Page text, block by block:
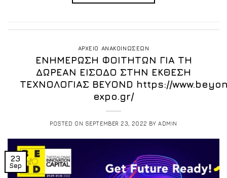
ΑΡΧΕΙΟ ΑΝΑΚΟΙΝΩΣΕΩΝ
ΕΝΗΜΕΡΩΣΗ ΦΟΙΤΗΤΩΝ ΓΙΑ ΤΗ
ΔΩΡΕΑΝ ΕΙΣΟΔΟ ΣΤΗΝ ΕΚΘΕΣΗ
ΤΕΧΝΟΛΟΓΙΑΣ BEYOND https://
expo.gr/
POSTED ON SEPTEMBER 23, 2022 BY ADMIN
23
Sep